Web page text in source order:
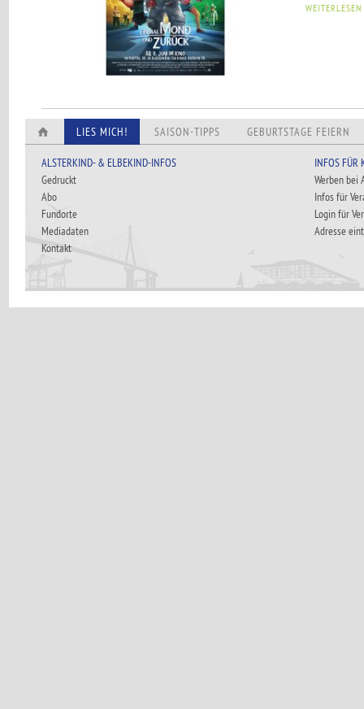
WEITERLESEN
LIES MICH! SAISON-TIPPS GEBURTSTAGE FEIERN
ALSTERKIND- & ELBEKIND-INFOS
Gedruckt
Abo
Fundorte
Mediadaten
Kontakt
INFOS FÜR
Werben bei
Infos für
Login für
Adresse